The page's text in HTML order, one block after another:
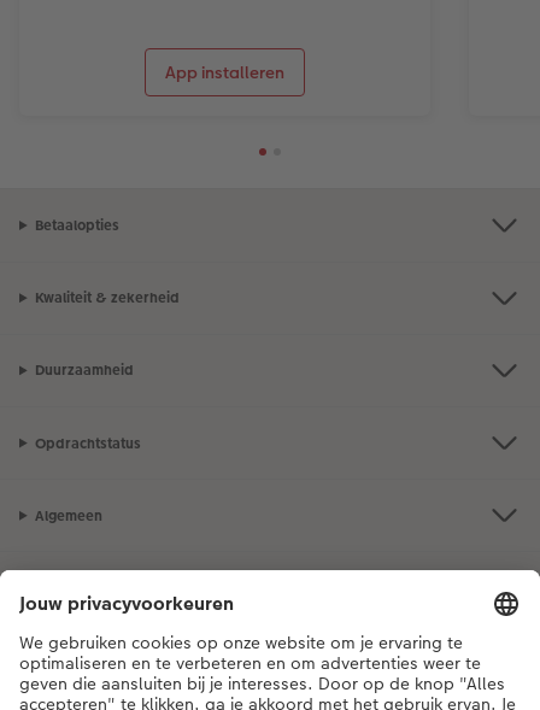
App installeren
Betaalopties
Kwaliteit & zekerheid
Duurzaamheid
Opdrachtstatus
Algemeen
Als je een vraag hebt over een product of bestelling, bel ons dan gerust:
03 302 08 02[ma - vr 9:00 tot 20:00 u | za 9:00 tot 17:00 u | zo 12:00 tot
16:00 u]